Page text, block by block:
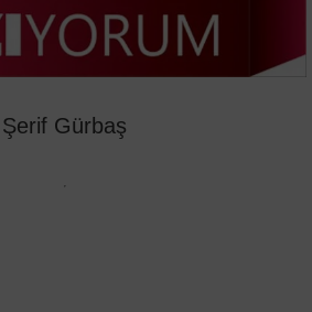
Şerif Gürbaş